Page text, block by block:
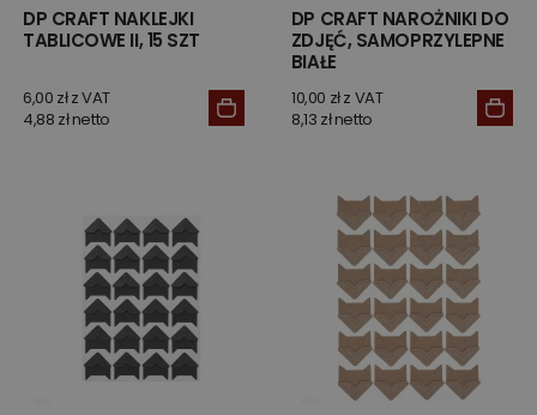
DP CRAFT NAKLEJKI
TABLICOWE II, 15 SZT
6,00 zł z VAT
4,88 zł netto
DP CRAFT NAROŻNIKI DO
ZDJĘĆ, SAMOPRZYLEPNE
BIAŁE
10,00 zł z VAT
8,13 zł netto